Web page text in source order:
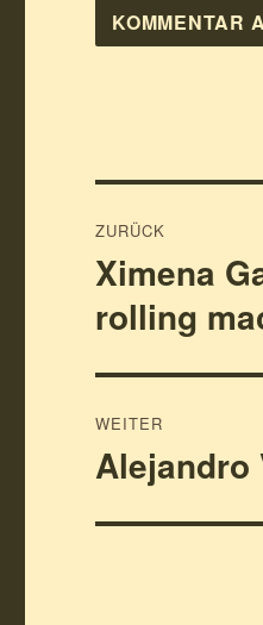
ZURÜCK
Vorheriger
Beitrag:
Ximena
rolling
WEITER
Nächster
Beitrag:
Alejandro